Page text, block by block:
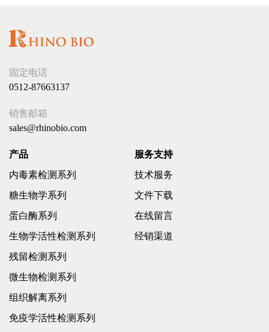
固定电话
0512-87663137
销售邮箱
sales@rhinobio.com
产品
内毒素检测系列
糖生物学系列
蛋白酶系列
生物学活性检测系列
残留检测系列
微生物检测系列
组织解离系列
免疫学活性检测系列
服务支持
技术服务
文件下载
在线留言
经销渠道